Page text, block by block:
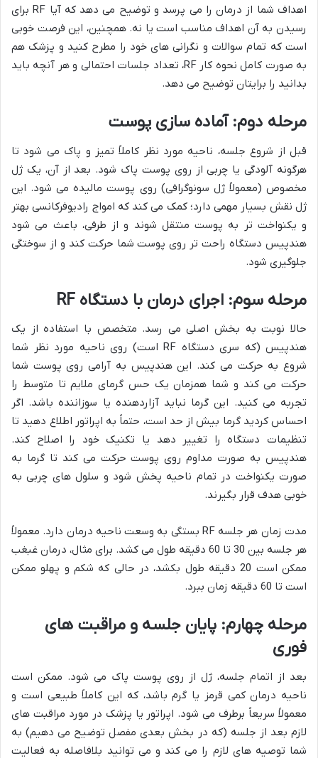
اهداف شما از درمان را می پرسد و توضیح می دهد که آیا RF برای
رسیدن به آن اهداف مناسب است یا نه. همچنین، این فرصت خوبی
است که تمام سوالات و نگرانی های خود را مطرح کنید و پزشک هم
به صورت کامل نحوه کار RF، تعداد جلسات احتمالی و هر آنچه باید
بدانید را برایتان توضیح می دهد.
مرحله دوم: آماده سازی پوست
قبل از شروع جلسه، ناحیه مورد نظر کاملاً تمیز و پاک می شود تا
هرگونه آلودگی یا چربی از روی پوست پاک شود. بعد از آن، یک ژل
مخصوص (معمولاً ژل سونوگرافی) روی پوست مالیده می شود. این
ژل نقش بسیار مهمی دارد؛ کمک می کند که امواج رادیوفرکانسی بهتر
و یکنواخت تر به پوست منتقل شوند و از طرفی، باعث می شود
هندپیس دستگاه راحت تر روی پوست شما حرکت کند و از سوختگی
جلوگیری شود.
مرحله سوم: اجرای درمان با دستگاه RF
حالا نوبت به بخش اصلی می رسد. متخصص با استفاده از یک
هندپیس (که سری دستگاه RF است) روی ناحیه مورد نظر شما
شروع به حرکت می کند. این هندپیس به آرامی روی پوست شما
حرکت می کند و شما همزمان یک حس گرمای ملایم تا متوسط را
تجربه می کنید. این گرما نباید آزاردهنده یا سوزاننده باشد. اگر
احساس کردید گرما بیش از حد است، حتماً به اپراتور اطلاع دهید تا
تنظیمات دستگاه را تغییر دهد یا تکنیک خود را اصلاح کند.
هندپیس به صورت مداوم روی پوست حرکت می کند تا گرما به
صورت یکنواخت در تمام ناحیه پخش شود و سلول های چربی به
خوبی هدف قرار بگیرند.
مدت زمان هر جلسه RF بستگی به وسعت ناحیه درمان دارد. معمولاً
هر جلسه بین 30 تا 60 دقیقه طول می کشد. برای مثال، درمان غبغب
ممکن است 20 دقیقه طول بکشد، در حالی که شکم و پهلو ممکن
است تا 60 دقیقه زمان ببرد.
مرحله چهارم: پایان جلسه و مراقبت های
فوری
بعد از اتمام جلسه، ژل از روی پوست پاک می شود. ممکن است
ناحیه درمان کمی قرمز یا گرم باشد، که این کاملاً طبیعی است و
معمولاً سریعاً برطرف می شود. اپراتور یا پزشک در مورد مراقبت های
لازم بعد از جلسه (که در بخش بعدی مفصل توضیح می دهیم) به
شما توصیه های لازم را می کند و می توانید بلافاصله به فعالیت